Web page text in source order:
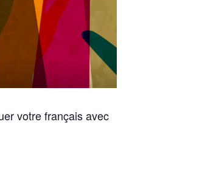
votre français avec